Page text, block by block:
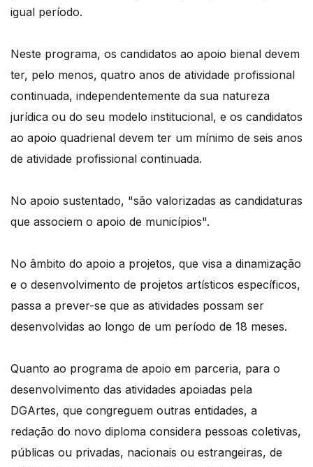
igual período.
Neste programa, os candidatos ao apoio bienal devem
ter, pelo menos, quatro anos de atividade profissional
continuada, independentemente da sua natureza
jurídica ou do seu modelo institucional, e os candidatos
ao apoio quadrienal devem ter um mínimo de seis anos
de atividade profissional continuada.
No apoio sustentado, "são valorizadas as candidaturas
que associem o apoio de municípios".
No âmbito do apoio a projetos, que visa a dinamização
e o desenvolvimento de projetos artísticos específicos,
passa a prever-se que as atividades possam ser
desenvolvidas ao longo de um período de 18 meses.
Quanto ao programa de apoio em parceria, para o
desenvolvimento das atividades apoiadas pela
DGArtes, que congreguem outras entidades, a
redação do novo diploma considera pessoas coletivas,
públicas ou privadas, nacionais ou estrangeiras, de